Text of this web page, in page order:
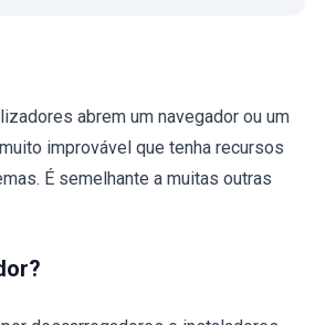
abrem um navegador ou um
improvável que tenha recursos
É semelhante a muitas outras